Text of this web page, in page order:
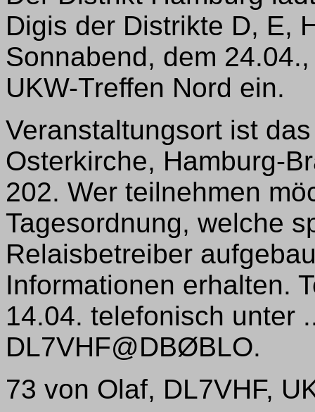
Digis der Distrikte D, E,
Sonnabend, dem
UKW-Treffen Nord ein.
Veranstaltungsort ist
Osterkirche, Hamburg-
202. Wer teilnehmen
Tagesordnung, welche
Relaisbetreiber
Informationen erhalten.
14.04. telefonisch unter
DL7VHF@DBØBLO.
73 von Olaf, DL7VHF,